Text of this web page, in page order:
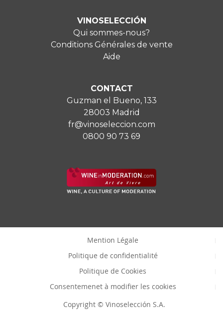
VINOSELECCIÓN
Qui sommes-nous?
Conditions Générales de vente
Aide
CONTACT
Guzman el Bueno, 133
28003 Madrid
fr@vinoseleccion.com
0800 90 73 69
Mention Légale
Politique de confidentialité
Politique de Cookies
Consentemenet à modifier les cookies
Copyright © Vinoselección S.A.